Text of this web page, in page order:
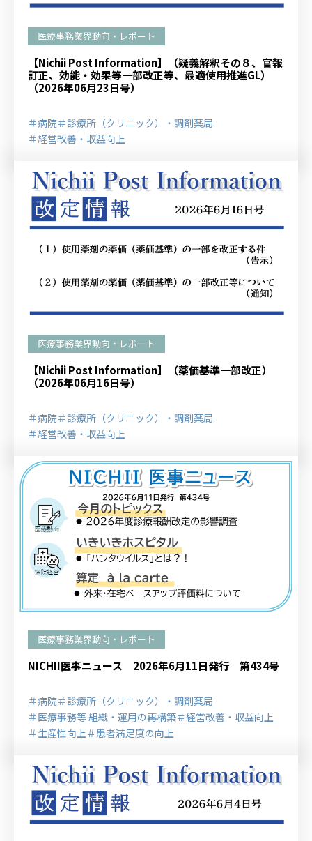
医療事務業界動向・レポート
【Nichii Post Information】（疑義解釈その８、官報
訂正、効能・効果等一部改正等、最適使用推進GL）
（2026年06月23日号）
＃病院＃診療所（クリニック）・調剤薬局
＃経営改善・収益向上
医療事務業界動向・レポート
【Nichii Post Information】（薬価基準一部改正）
（2026年06月16日号）
＃病院＃診療所（クリニック）・調剤薬局
＃経営改善・収益向上
医療事務業界動向・レポート
NICHII医事ニュース 2026年6月11日発行 第434号
＃病院＃診療所（クリニック）・調剤薬局
＃医療事務等 組織・運用の再構築＃経営改善・収益向上
＃生産性向上＃患者満足度の向上